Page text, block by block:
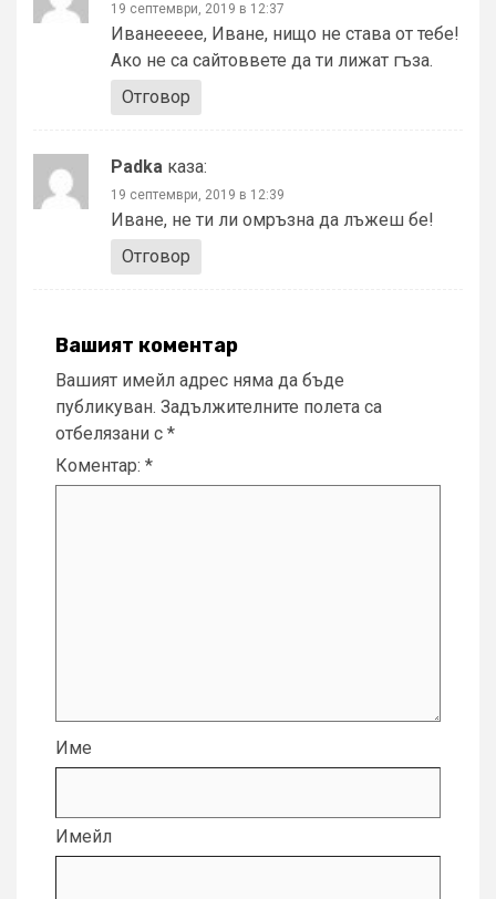
19 септември, 2019 в 12:37
Иванеееее, Иване, нищо не става от тебе!
Ако не са сайтоввете да ти лижат гъза.
Отговор
Padka каза:
19 септември, 2019 в 12:39
Иване, не ти ли омръзна да лъжеш бе!
Отговор
Вашият коментар
Вашият имейл адрес няма да бъде
публикуван. Задължителните полета са
отбелязани с *
Коментар: *
Име
Имейл